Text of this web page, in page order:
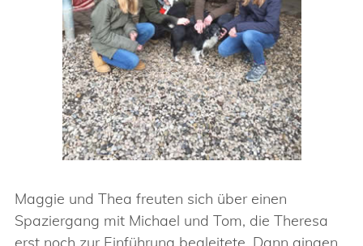
Maggie und Thea freuten sich über einen
Spaziergang mit Michael und Tom, die Theresa